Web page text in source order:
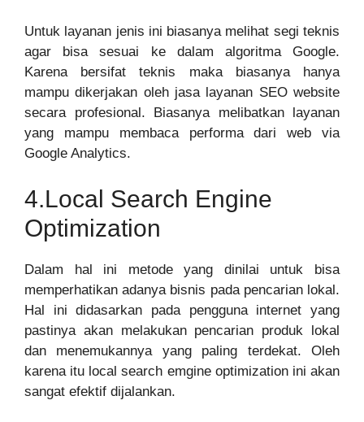
Untuk layanan jenis ini biasanya melihat segi teknis
agar bisa sesuai ke dalam algoritma Google.
Karena bersifat teknis maka biasanya hanya
mampu dikerjakan oleh jasa layanan SEO website
secara profesional. Biasanya melibatkan layanan
yang mampu membaca performa dari web via
Google Analytics.
4.Local Search Engine
Optimization
Dalam hal ini metode yang dinilai untuk bisa
memperhatikan adanya bisnis pada pencarian lokal.
Hal ini didasarkan pada pengguna internet yang
pastinya akan melakukan pencarian produk lokal
dan menemukannya yang paling terdekat. Oleh
karena itu local search emgine optimization ini akan
sangat efektif dijalankan.